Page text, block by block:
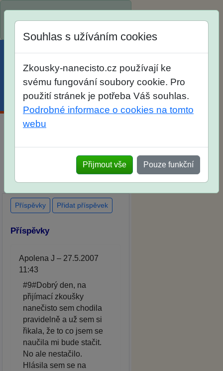
Menu Účet Košík
po skutečných přijímacích
zkouškách
Souhlas s užíváním cookies
Zkousky-nanecisto.cz používají ke
svému fungování soubory cookie. Pro
použití stránek je potřeba Váš souhlas.
Podrobné informace o cookies na tomto
webu
Přijmout vše Pouze funkční
Příspěvky Přidat příspěvek
Příspěvky
Apolena J – 27.5.2007
11:43
#9#Dobrý den, na
přijímací zkoušky
nanečisto sem chodila
pravidelně a už sem si
řikala, že to co jsem se
naučila mi bude stačit.
No ale nestačilo.
Hlásila sem se na